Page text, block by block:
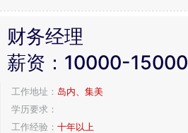
财务经理
薪资： 10000-15000
工作地址： 岛内、集美
学历要求：
工作经验： 十年以上